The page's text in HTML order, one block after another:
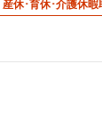
産休･育休･介護休暇